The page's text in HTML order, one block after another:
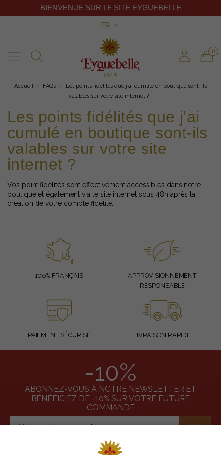
FR
0
BIENVENUE SUR LE SITE EYGUEBELLE
Accueil FAQs
Les points fidélités que j’ai cumulé en boutique sont-ils
valables sur votre site internet ?
Les points fidélités que j’ai
cumulé en boutique sont-ils
valables sur votre site
internet ?
Vos point fidélités sont effectivement accessibles dans notre
boutique et également via le site internet sous 48h après la
création de votre compte fidélité.
100% FRANÇAIS
APPROVISIONNEMENT
RESPONSABLE
PAIEMENT SÉCURISÉ LIVRAISON RAPIDE
-10%
ABONNEZ-VOUS À NOTRE NEWSLETTER ET
BÉNÉFICIEZ DE -10% SUR VOTRE FUTURE
COMMANDE
J'accepte les conditions générales et la politique de